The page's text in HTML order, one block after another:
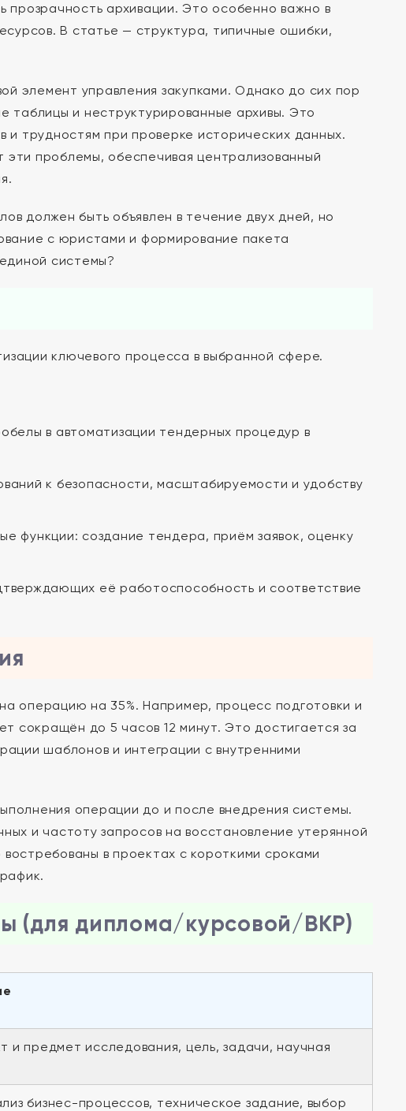
прозрачность архивации. Это особенно важно в
В статье — структура, типичные ошибки,
элемент управления закупками. Однако до сих пор
таблицы и неструктурированные архивы. Это
и трудностям при проверке исторических данных.
проблемы, обеспечивая централизованный
должен быть объявлен в течение двух дней, но
с юристами и формирование пакета
системы?
ключевого процесса в выбранной сфере.
в автоматизации тендерных процедур в
к безопасности, масштабируемости и удобству
функции: создание тендера, приём заявок, оценку
её работоспособность и соответствие
операцию на 35%. Например, процесс подготовки и
сокращён до 5 часов 12 минут. Это достигается за
шаблонов и интеграции с внутренними
операции до и после внедрения системы.
и частоту запросов на восстановление утерянной
в проектах с короткими сроками
(для диплома/курсовой/ВКР)
и предмет исследования, цель, задачи, научная
бизнес-процессов, техническое задание, выбор